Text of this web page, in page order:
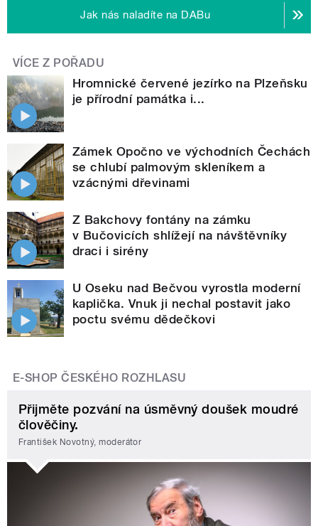
Jak nás naladíte na DABu
VÍCE Z POŘADU
Hromnické červené jezírko na Plzeňsku
je přírodní památka i...
Zámek Opočno ve východních Čechách
se chlubí palmovým skleníkem a
vzácnými dřevinami
Z Bakchovy fontány na zámku
v Bučovicích shlížejí na návštěvníky
draci i sirény
U Oseku nad Bečvou vyrostla moderní
kaplička. Vnuk ji nechal postavit jako
poctu svému dědečkovi
E-SHOP ČESKÉHO ROZHLASU
Přijměte pozvání na úsměvný doušek moudré
člověčiny.
František Novotný, moderátor